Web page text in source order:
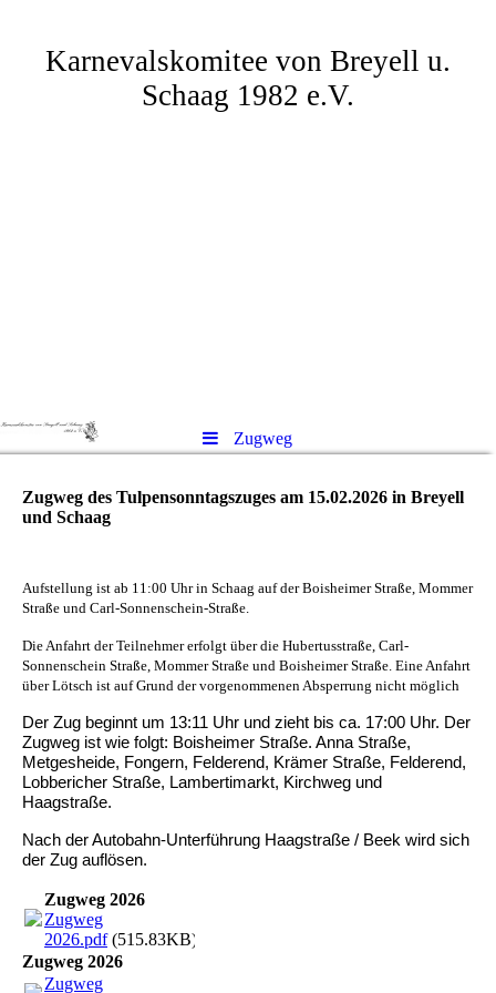
Karnevalskomitee von Breyell u.
Schaag 1982 e.V.
Zugweg
Zugweg des Tulpensonntagszuges am 15.02.2026 in Breyell
und Schaag
Aufstellung ist ab 11:00 Uhr in Schaag auf der Boisheimer Straße, Mommer
Straße und Carl-Sonnenschein-Straße.
Die Anfahrt der Teilnehmer erfolgt über die Hubertusstraße, Carl-
Sonnenschein Straße, Mommer Straße und Boisheimer Straße. Eine Anfahrt
über Lötsch ist auf Grund der vorgenommenen Absperrung nicht möglich
Der Zug beginnt um 13:11 Uhr und zieht bis ca. 17:00 Uhr. Der
Zugweg ist wie folgt: Boisheimer Straße. Anna Straße,
Metgesheide, Fongern, Felderend, Krämer Straße, Felderend,
Lobbericher Straße, Lambertimarkt, Kirchweg und
Haagstraße.
Nach der Autobahn-Unterführung Haagstraße / Beek wird sich
der Zug auflösen.
Zugweg 2026
Zugweg
2026.pdf(515.83KB)
Zugweg 2026
Zugweg